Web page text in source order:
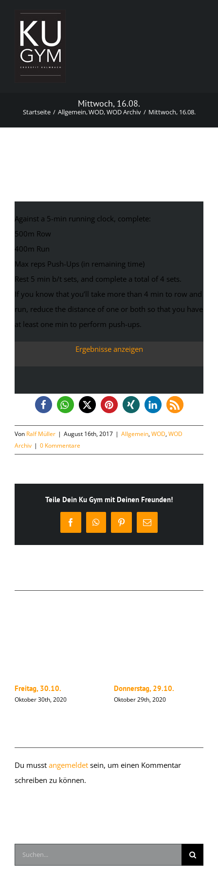
springen
Mittwoch, 16.08.
Startseite Allgemein WOD WOD Archiv Mittwoch, 16.08.
Against a 5-min running clock, complete:
500m Row
400m Run
Max reps Push-Ups (in remaining time)
Rest 5 min b/t sets, and complete a total of 4 sets.
If you know that you’ll take more than 4 min to row and
run, reduce the distance of one or both so that you have
at least one min to perform push-ups.
Ergebnisse anzeigen
Von Ralf Müller | August 16th, 2017 | Allgemein,WOD,WOD
Archiv | 0 Kommentare
Teile Dein Ku Gym mit Deinen Freunden!
FacebookWhatsAppPinterest
E-
Mail
Freitag, 30.10.
Oktober 30th, 2020
Donnerstag, 29.10.
Oktober 29th, 2020
Du musst angemeldet sein, um einen Kommentar
schreiben zu können.
Suche
nach: